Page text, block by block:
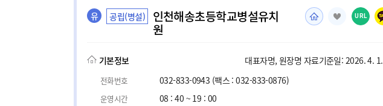
유 공립(병설) 인천해송초등학교병설유치
원
URL
기본정보 대표자명, 원장명 자료기준일: 2026. 4. 1.
전화번호 032-833-0943 (팩스 : 032-833-0876)
운영시간 08 : 40 ~ 19 : 00